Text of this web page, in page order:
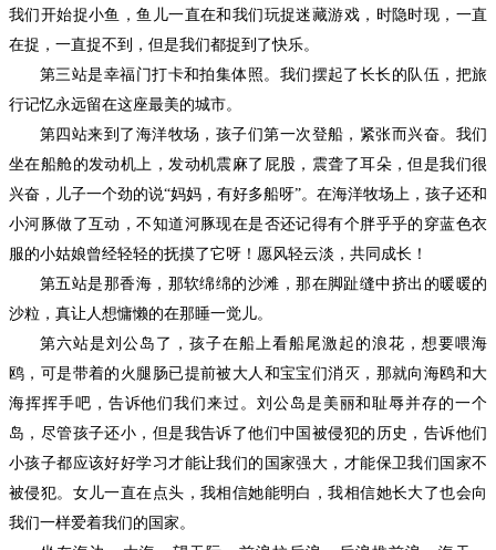
我们开始捉小鱼，鱼儿一直在和我们玩捉迷藏游戏，时隐时现，一直
在捉，一直捉不到，但是我们都捉到了快乐。
第三站是幸福门打卡和拍集体照。我们摆起了长长的队伍，把旅
行记忆永远留在这座最美的城市。
第四站来到了海洋牧场，孩子们第一次登船，紧张而兴奋。我们
坐在船舱的发动机上，发动机震麻了屁股，震聋了耳朵，但是我们很
兴奋，儿子一个劲的说“妈妈，有好多船呀”。在海洋牧场上，孩子还和
小河豚做了互动，不知道河豚现在是否还记得有个胖乎乎的穿蓝色衣
服的小姑娘曾经轻轻的抚摸了它呀！愿风轻云淡，共同成长！
第五站是那香海，那软绵绵的沙滩，那在脚趾缝中挤出的暖暖的
沙粒，真让人想慵懒的在那睡一觉儿。
第六站是刘公岛了，孩子在船上看船尾激起的浪花，想要喂海
鸥，可是带着的火腿肠已提前被大人和宝宝们消灭，那就向海鸥和大
海挥挥手吧，告诉他们我们来过。刘公岛是美丽和耻辱并存的一个
岛，尽管孩子还小，但是我告诉了他们中国被侵犯的历史，告诉他们
小孩子都应该好好学习才能让我们的国家强大，才能保卫我们国家不
被侵犯。女儿一直在点头，我相信她能明白，我相信她长大了也会向
我们一样爱着我们的国家。